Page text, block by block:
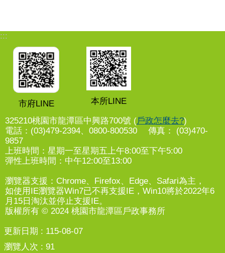
:::
市府LINE 本所LINE
325210桃園市龍潭區中興路700號 (戶政怎麼去?)
電話：(03)479-2394、0800-800530 傳真： (03)470-
9857
上班時間：星期一至星期五上午8:00至下午5:00
彈性上班時間：中午12:00至13:00
瀏覽器支援：Chrome、Firefox、Edge、Safari為主，
如使用IE瀏覽器Win7已不再支援IE，Win10將於2022年6
月15日淘汰並停止支援IE。
版權所有 © 2024 桃園市龍潭區戶政事務所
更新日期
115-08-07
瀏覽人次
91